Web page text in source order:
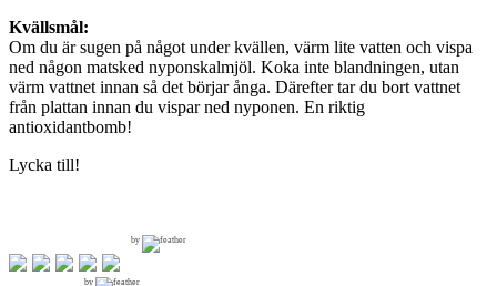
Kvällsmål:
Om du är sugen på något under kvällen, värm lite vatten och vispa
ned någon matsked nyponskalmjöl. Koka inte blandningen, utan
värm vattnet innan så det börjar ånga. Därefter tar du bort vattnet
från plattan innan du vispar ned nyponen. En riktig
antioxidantbomb!
Lycka till!
by
by